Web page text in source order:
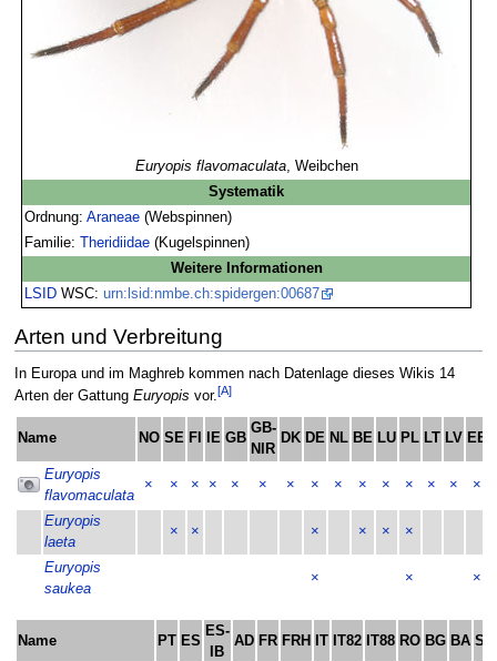
Euryopis flavomaculata, Weibchen
Systematik
Ordnung:Araneae (Webspinnen)
Familie:Theridiidae (Kugelspinnen)
Weitere Informationen
LSID WSC:urn:lsid:nmbe.ch:spidergen:00687
Arten und Verbreitung
In Europa und im Maghreb kommen nach Datenlage dieses Wikis 14
Arten der Gattung Euryopis vor.[A]
Name NO SE FI IE GB
GB-
NIR
DK DE NL BE LU PL LT LV EE
Euryopis
flavomaculata
× × × × × × × × × × × × × × ×
Euryopis
laeta
× × × × × ×
Euryopis
saukea
× × ×
Name PT ES
ES-
IB
AD FR FRH IT IT82 IT88 RO BG BA SI